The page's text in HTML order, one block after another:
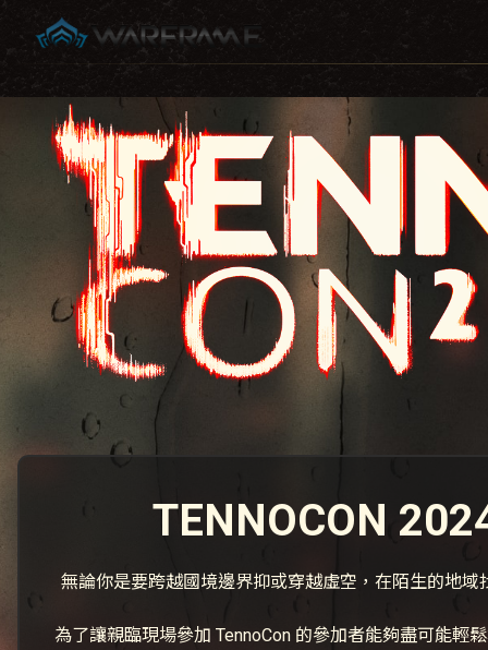
TENNOCON
無論你是要跨越國境邊界抑或穿越虛空，在陌生的地域
為了讓親臨現場參加 TennoCon 的參加者能夠盡可能輕